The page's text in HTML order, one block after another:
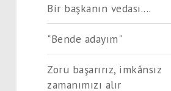
Bir başkanın vedası....
"Bende adayım"
Zoru başarırız, imkânsız
zamanımızı alır